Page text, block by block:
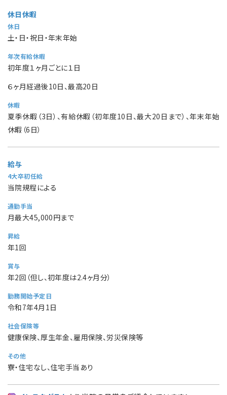
休日休暇
休日
土・日・祝日・年末年始
年次有給休暇
初年度１ヶ月ごとに１日
６ヶ月経過後10日、最高20日
休暇
夏季休暇（3日）、有給休暇（初年度10日、最大20日まで）、年末年始
休暇（6日）
給与
4大卒初任給
当院規程による
通勤手当
月最大45,000円まで
昇給
年1回
賞与
年2回（但し、初年度は2.4ヶ月分）
勤務開始予定日
令和7年4月1日
社会保険等
健康保険、厚生年金、雇用保険、労災保険等
その他
寮・住宅なし、住宅手当あり